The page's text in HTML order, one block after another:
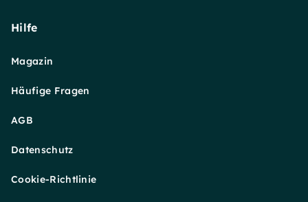
Hilfe
Magazin
Häufige Fragen
AGB
Datenschutz
Cookie-Richtlinie